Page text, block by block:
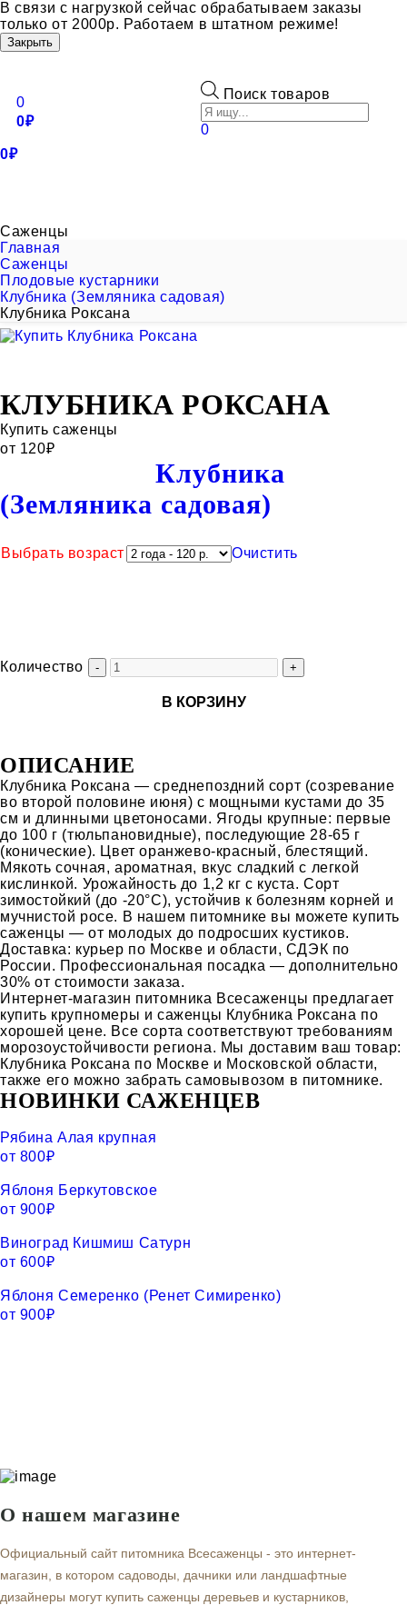
В связи с нагрузкой сейчас обрабатываем заказы
только от 2000р. Работаем в штатном режиме!
Закрыть
0
0₽
navigation
Поиск товаров
0
0₽
Саженцы
Главная
Саженцы
Плодовые кустарники
Клубника (Земляника садовая)
Клубника Роксана
КЛУБНИКА РОКСАНА
Купить саженцы
от 120₽
Клубника
(Земляника садовая)
Выбрать возраст Очистить
Количество
В КОРЗИНУ
ОПИСАНИЕ
Клубника Роксана — среднепоздний сорт (созревание
во второй половине июня) с мощными кустами до 35
см и длинными цветоносами. Ягоды крупные: первые
до 100 г (тюльпановидные), последующие 28-65 г
(конические). Цвет оранжево-красный, блестящий.
Мякоть сочная, ароматная, вкус сладкий с легкой
кислинкой. Урожайность до 1,2 кг с куста. Сорт
зимостойкий (до -20°C), устойчив к болезням корней и
мучнистой росе. В нашем питомнике вы можете купить
саженцы — от молодых до подросших кустиков.
Доставка: курьер по Москве и области, СДЭК по
России. Профессиональная посадка — дополнительно
30% от стоимости заказа.
Интернет-магазин питомника Всесаженцы предлагает
купить крупномеры и саженцы Клубника Роксана по
хорошей цене. Все сорта соответствуют требованиям
морозоустойчивости региона. Мы доставим ваш товар:
Клубника Роксана по Москве и Московской области,
также его можно забрать самовывозом в питомнике.
НОВИНКИ САЖЕНЦЕВ
Рябина Алая крупная
от 800₽
Яблоня Беркутовское
от 900₽
Виноград Кишмиш Сатурн
от 600₽
Яблоня Семеренко (Ренет Симиренко)
от 900₽
О нашем магазине
Официальный сайт питомника Всесаженцы - это интернет-
магазин, в котором садоводы, дачники или ландшафтные
дизайнеры могут купить саженцы деревьев и кустарников,